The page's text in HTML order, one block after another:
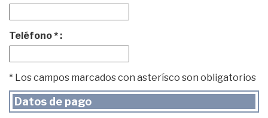
Teléfono * :
* Los campos marcados con asterísco son obligatorios
Datos de pago